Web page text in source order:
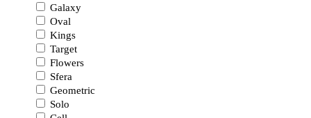
Galaxy
Oval
Kings
Target
Flowers
Sfera
Geometric
Solo